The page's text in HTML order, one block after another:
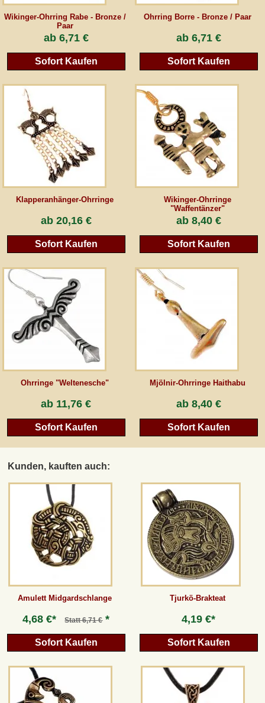
Wikinger-Ohrring Rabe - Bronze /
Paar
ab 6,71 €
Sofort Kaufen
Ohrring Borre - Bronze / Paar
ab 6,71 €
Sofort Kaufen
Klapperanhänger-Ohrringe
ab 20,16 €
Sofort Kaufen
Wikinger-Ohrringe
"Waffentänzer"
ab 8,40 €
Sofort Kaufen
Ohrringe "Weltenesche"
ab 11,76 €
Sofort Kaufen
Mjölnir-Ohrringe Haithabu
ab 8,40 €
Sofort Kaufen
Kunden, kauften auch:
Amulett Midgardschlange
4,68 €* Statt6,71 € *
Sofort Kaufen
Tjurkö-Brakteat
4,19 €*
Sofort Kaufen
Vertrag wiederrufen
*Alle Preise inkl. MwSt., inkl. Verpackungskosten, zggl. Versandkosten und zzgl.
eventueller Zölle (bei Nicht-EU-Ländern). Durchgestrichene Preise entsprechen dem
bisherigen Preis bei peraperis.com.
Zur klassischen Website